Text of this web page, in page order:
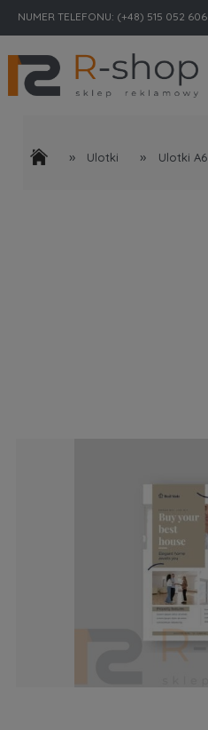
NUMER TELEFONU: (+48) 515 052 606
» Ulotki » Ulotki A6